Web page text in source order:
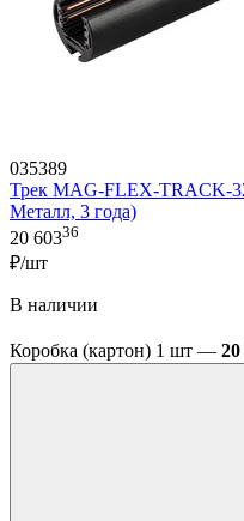
035389
Трек MAG-FLEX-TRACK-
Металл, 3 года)
20 60336
₽/шт
В наличии
Коробка (картон) 1 шт — 20